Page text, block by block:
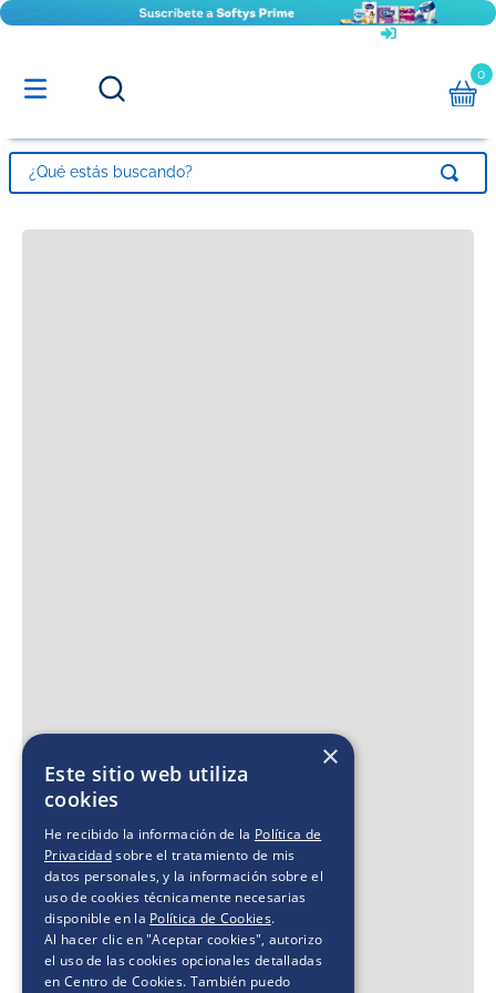
0
¿Qué estás buscando?
×
Este sitio web utiliza
cookies
He recibido la información de la Política de
Privacidadsobre el tratamiento de mis
datos personales, y la información sobre el
uso de cookies técnicamente necesarias
disponible en la Política de Cookies.
Al hacer clic en "Aceptar cookies", autorizo
el uso de las cookies opcionales detalladas
en Centro de Cookies. También puedo